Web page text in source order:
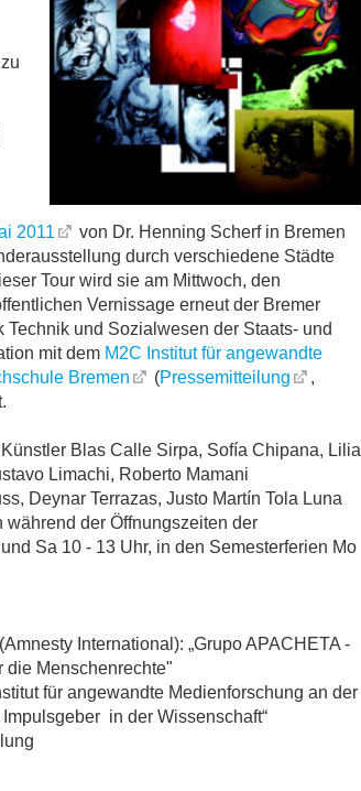
2011
von Dr. Henning Scherf in Bremen
durch verschiedene Städte
Tour wird sie am Mittwoch, den
Vernissage erneut der Bremer
und Sozialwesen der Staats- und
mit dem M2C Institut für angewandte
Bremen (Pressemitteilung
,
Blas Calle Sirpa, Sofía Chipana, Lilia
Limachi, Roberto Mamani
Deynar Terrazas, Justo Martín Tola Luna
der Öffnungszeiten der
Sa 10 - 13 Uhr, in den Semesterferien Mo
International): „Grupo APACHETA -
die Menschenrechte"
für angewandte Medienforschung an der
in der Wissenschaft“